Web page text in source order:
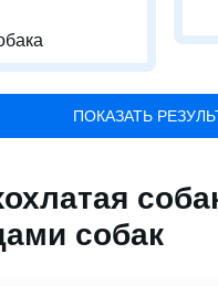
ПОКАЗАТЬ
собак